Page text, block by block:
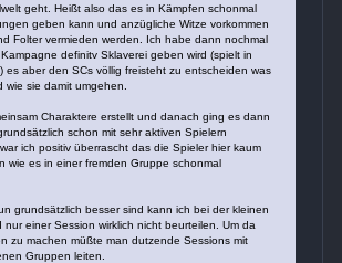
geht. Heißt also das es in Kämpfen schonmal
geben kann und anzügliche Witze vorkommen
Folter vermieden werden. Ich habe dann nochmal
definitv Sklaverei geben wird (spielt in
es aber den SCs völlig freisteht zu entscheiden was
sie damit umgehen.
Charaktere erstellt und danach ging es dann
schon mit sehr aktiven Spielern
ich positiv überrascht das die Spieler hier kaum
wie es in einer fremden Gruppe schonmal
grundsätzlich besser sind kann ich bei der kleinen
einer Session wirklich nicht beurteilen. Um da
zu machen müßte man dutzende Sessions mit
Gruppen leiten.